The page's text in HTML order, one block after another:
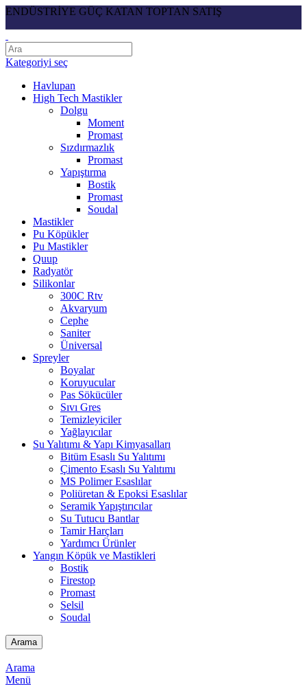
ENDÜSTRİYE GÜÇ KATAN TOPTAN SATIŞ
Kategoriyi seç
Havlupan
High Tech Mastikler
Dolgu
Moment
Promast
Sızdırmazlık
Promast
Yapıştırma
Bostik
Promast
Soudal
Mastikler
Pu Köpükler
Pu Mastikler
Quup
Radyatör
Silikonlar
300C Rtv
Akvaryum
Cephe
Saniter
Üniversal
Spreyler
Boyalar
Koruyucular
Pas Sökücüler
Sıvı Gres
Temizleyiciler
Yağlayıcılar
Su Yalıtımı & Yapı Kimyasalları
Bitüm Esaslı Su Yalıtımı
Çimento Esaslı Su Yalıtımı
MS Polimer Esaslılar
Poliüretan & Epoksi Esaslılar
Seramik Yapıştırıcılar
Su Tutucu Bantlar
Tamir Harçları
Yardımcı Ürünler
Yangın Köpük ve Mastikleri
Bostik
Firestop
Promast
Selsil
Soudal
Arama
Arama
Menü